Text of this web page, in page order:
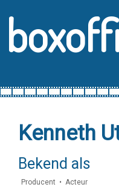
Kenneth
Bekend als
Producent • Acteur